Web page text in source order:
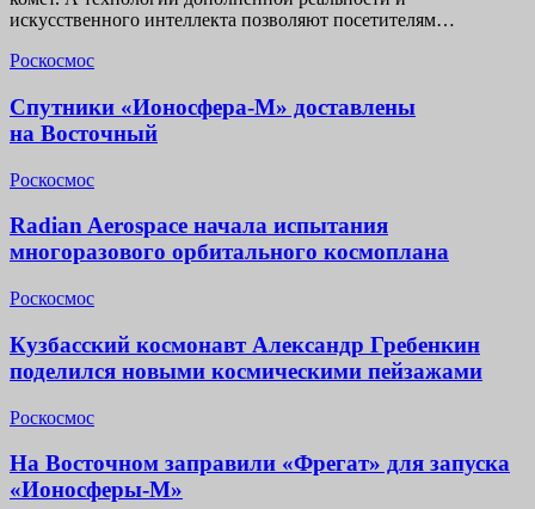
искусственного интеллекта позволяют посетителям…
Роскосмос
Спутники «Ионосфера-М» доставлены
на Восточный
Роскосмос
Radian Aerospace начала испытания
многоразового орбитального космоплана
Роскосмос
Кузбасский космонавт Александр Гребенкин
поделился новыми космическими пейзажами
Роскосмос
На Восточном заправили «Фрегат» для запуска
«Ионосферы-М»